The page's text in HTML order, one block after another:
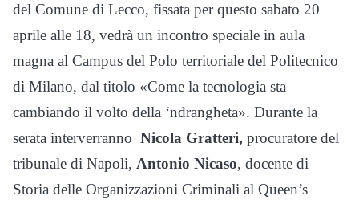
del Comune di Lecco, fissata per questo sabato 20
aprile alle 18, vedrà un incontro speciale in aula
magna al Campus del Polo territoriale del Politecnico
di Milano, dal titolo «Come la tecnologia sta
cambiando il volto della ‘ndrangheta». Durante la
serata interverranno Nicola Gratteri, procuratore del
tribunale di Napoli, Antonio Nicaso, docente di
Storia delle Organizzazioni Criminali al Queen’s